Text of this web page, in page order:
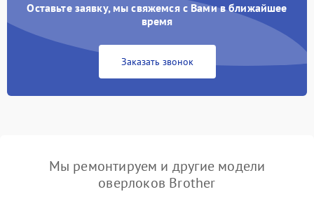
Оставьте заявку, мы свяжемся с Вами в ближайшее
время
Заказать звонок
Мы ремонтируем и другие модели
оверлоков Brother